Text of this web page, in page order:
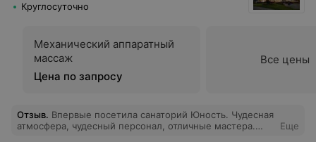
Круглосуточно
Механический аппаратный
массаж
Цена по запросу
Все цены
Отзыв. Впервые посетила санаторий Юность. Чудесная
атмосфера, чудесный персонал, отличные мастера.
Еще